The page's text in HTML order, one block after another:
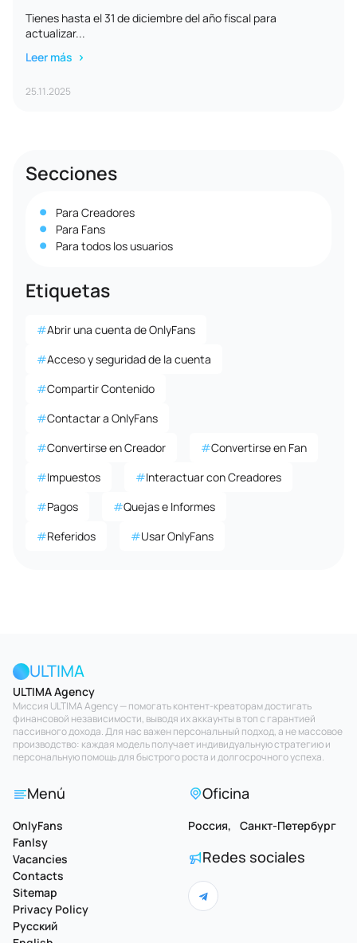
Tienes hasta el 31 de diciembre del año fiscal para
actualizar...
Leer más
25.11.2025
Secciones
Para Creadores
Para Fans
Para todos los usuarios
Etiquetas
#Abrir una cuenta de OnlyFans
#Acceso y seguridad de la cuenta
#Compartir Contenido
#Contactar a OnlyFans
#Convertirse en Creador #Convertirse en Fan
#Impuestos #Interactuar con Creadores
#Pagos #Quejas e Informes
#Referidos #Usar OnlyFans
ULTIMA
ULTIMA Agency
Миссия ULTIMA Agency — помогать контент-креаторам достигать
финансовой независимости, выводя их аккаунты в топ с гарантией
пассивного дохода. Для нас важен персональный подход, а не массовое
производство: каждая модель получает индивидуальную стратегию и
персональную помощь для быстрого роста и долгосрочного успеха.
Menú
OnlyFans
Fanlsy
Vacancies
Contacts
Sitemap
Privacy Policy
Русский
Oficina
Россия, Санкт-Петербург
Redes sociales